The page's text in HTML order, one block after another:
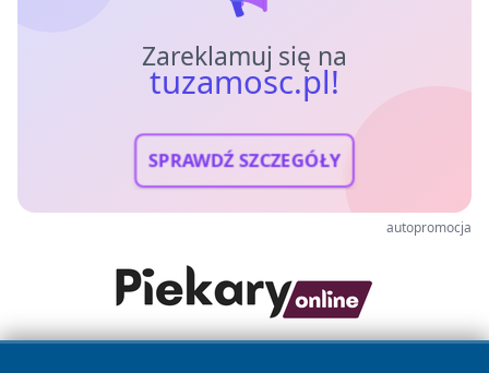
Zareklamuj się na
tuzamosc.pl!
SPRAWDŹ SZCZEGÓŁY
autopromocja